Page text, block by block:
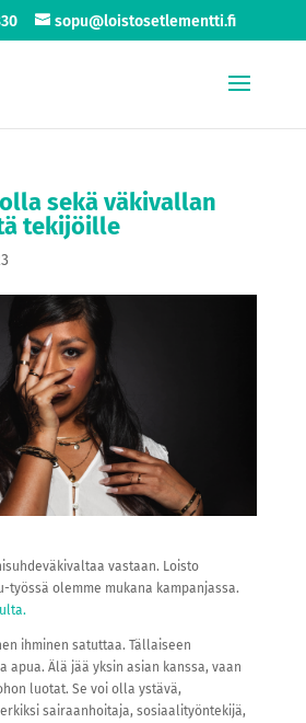
sopu@loistosetlementti.fi
sekä väkivallan
tekijöille
vastaan. Loisto
työssä olemme mukana kampanjassa.
ihminen satuttaa. Tällaiseen
apua. Älä jää yksin asian kanssa, vaan
luotat. Se voi olla ystävä,
sairaanhoitaja, sosiaalityöntekijä,